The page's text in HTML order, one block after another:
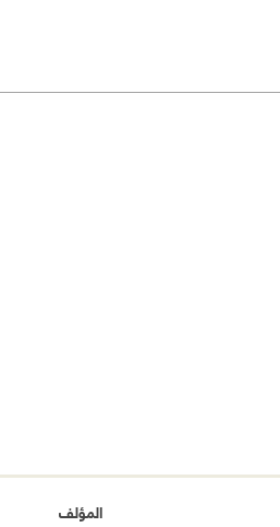
المؤلف